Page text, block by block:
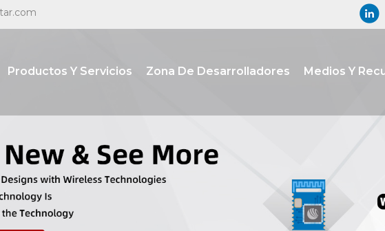
Productos Y Servicios Zona De Desarrolladores Medios Y